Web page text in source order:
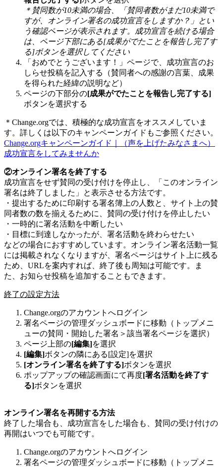
＊ 賛同数が10未満の場合、 「 賛同者数がま だ10未満で
すが、 オ ンライ ン署名の成功宣言をし ますか？ 」 とい
う 確認ページが表示され ます。 成功宣言を続ける場合
は、 ページ下部にある[成果がでたこ とを報告し 完了す
る]ボタ ンを選択し てく ださい
「 おめでと う ござい ま す ！ 」 ページで、 成功宣言のお
し らせ投稿を記入する （賛同者への感謝の言葉 成果
を得られた経緯の説明など）
ページの下部分の[成果がでたこ とを報告し完了する]
ボタ ンを選択する
＊ Change.orgでは 積極的な成功宣言をオス ス メ してい ま
す。 詳し く は 以下のキ ャ ンペーンガイ ド も ご参照 く ださ い。
Change.orgキ ャ ンペーンガイ ド （声を 上げたみなさ ま へ）
成功宣言を してみ ま せんか
②オンライ ン署名を終了する
成功宣言をせず賛同の受け付けを停止 し 「 こ のオンライ ン
署名は終了 し ま した 」 と表示させる方法です。
・ 提出するために印刷する署名簿 上の人 数と サイ ト 上の賛
同者数の数を揃え るために 賛同の受け付けを停止 したい
・ 一時的に署名活動を中 断したい
・ 目 標に到 達 しなかったが 署名活動を終わらせたい
などの場合におすすめ してい ま す。 オンライ ン署名活動一覧
には掲載されな く な り ま すが 署名ページはサイ ト 上に残る
ため URLを案内すれば 終了後 も 周知は可能です。
ま
た
お知らせ投稿を追加する こ と もでき ま す。
終了の設定方法
Change.orgのアカ ウ ン ト へロ グイ ン
署名ページの管理ダッ シ ュ ボー ドに移動 （ ト ップメ ニ
ュ ーの賛同 ・ 開始した署名 ＞ 該当署名ページを選択）
ページ 上部の[編集]を選択
[編集]ボタ ンの隣にある[設定]を選択
[オンライ ン署名を終了する]ボタ ンを選択
ポップアップの確認画面にて再度[署名活動を終了す
る]ボタ ンを選択
オンライ ン署名を再開する方法
終了 した場合 も 成功宣言を した場合 も 賛同の受け付けの
再開はいつでも可能です。
Change.orgのアカ ウ ン ト へロ グイ ン
署名ページの管理ダッ シ ュ ボー ドに移動 （ ト ップメ ニ